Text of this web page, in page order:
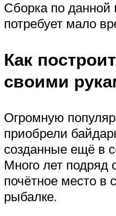
Сборка по данной
потребует мало
Как
своими
Огромную
приобрели
созданные ещё в
Много лет подряд
почётное место в
рыбалке.